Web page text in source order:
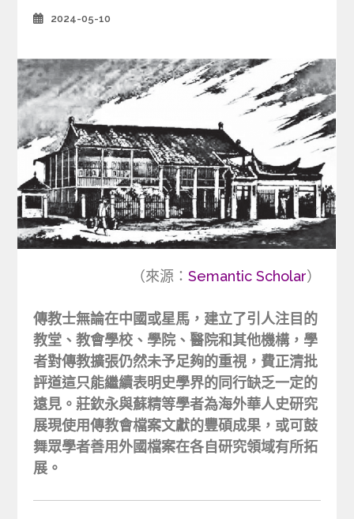
r
s
2024-05-10
（來源： Semantic Scholar）
傳教士無論在中國或星馬，建立了引人注目的
教堂、教會學校、學院、醫院和其他機構，學
者對傳教擴張仍然未予足夠的重視，費正清批
評道這只能繼續表明史學界的同行缺乏一定的
遠見。莊欽永與蘇精等學者為海外華人史研究
展現使用傳教會檔案文獻的豐碩成果，或可鼓
舞眾學者善用外國檔案在各自研究領域有所拓
展。